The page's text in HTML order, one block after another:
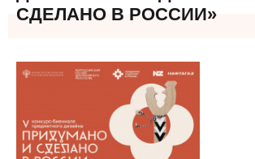
СДЕЛАНО В РОССИИ»